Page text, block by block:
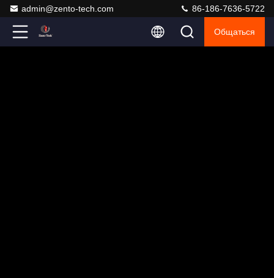
admin@zento-tech.com 86-186-7636-5722
Общаться